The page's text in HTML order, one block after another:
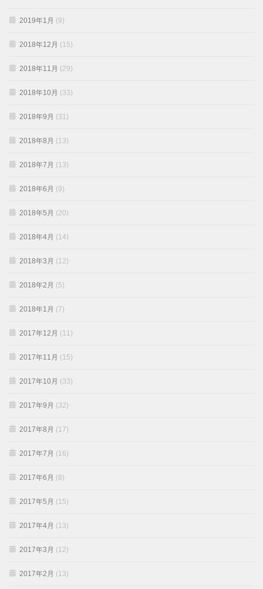
2019年1月 (9)
2018年12月 (15)
2018年11月 (29)
2018年10月 (33)
2018年9月 (31)
2018年8月 (13)
2018年7月 (13)
2018年6月 (9)
2018年5月 (20)
2018年4月 (14)
2018年3月 (12)
2018年2月 (5)
2018年1月 (7)
2017年12月 (11)
2017年11月 (15)
2017年10月 (33)
2017年9月 (32)
2017年8月 (17)
2017年7月 (16)
2017年6月 (8)
2017年5月 (15)
2017年4月 (13)
2017年3月 (12)
2017年2月 (13)